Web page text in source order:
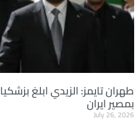
طهران تايمز: الزيدي ابلغ
بمصير ايران
July 26, 2026